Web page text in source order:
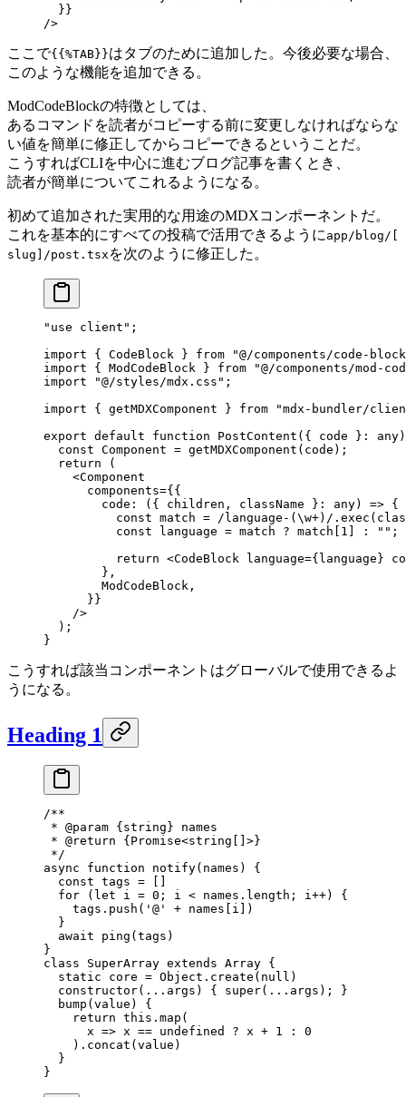
  }}
/>
ここで{{%TAB}}はタブのために追加した。今後必要な場合、
このような機能を追加できる。
ModCodeBlockの特徴としては、
あるコマンドを読者がコピーする前に変更しなければならな
い値を簡単に修正してからコピーできるということだ。
こうすればCLIを中心に進むブログ記事を書くとき、
読者が簡単についてこれるようになる。
初めて追加された実用的な用途のMDXコンポーネントだ。
これを基本的にすべての投稿で活用できるように app/blog/[
slug]/post.tsx を次のように修正した。
"use client";
import { CodeBlock } from "@/components/code-
import { ModCodeBlock } from "@/components/mod-
import "@/styles/mdx.css";
import { getMDXComponent } from "mdx-bundler/
export default function PostContent({ code }:
  const Component = getMDXComponent(code);
  return (
    <Component
      components={{
        code: ({ children, className }: any) => {
const match = /language-(\w+)/
          const language = match ? match[1] : "";
return <CodeBlock language={language}
        },
        ModCodeBlock,
      }}
    />
  );
}
こうすれば該当コンポーネントはグローバルで使用できるよ
うになる。
Heading 1
/**
* @param {string} names
* @return {Promise<string[]>}
*/
async function notify(names) {
  const
tags =
  for
(let i = 0 ; i < names.length; i++) {
    tags.
push ( '@' + names[i])
  }
  await
ping (tags)
}
class SuperArray extends Array {
  static
core = Object. create ( null )
  constructor
(...args) { super(...args); }
  bump
(value) {
    return
this . map (
      x
=> x == undefined ? x + 1 :
0
    ).
concat (value)
  }
}